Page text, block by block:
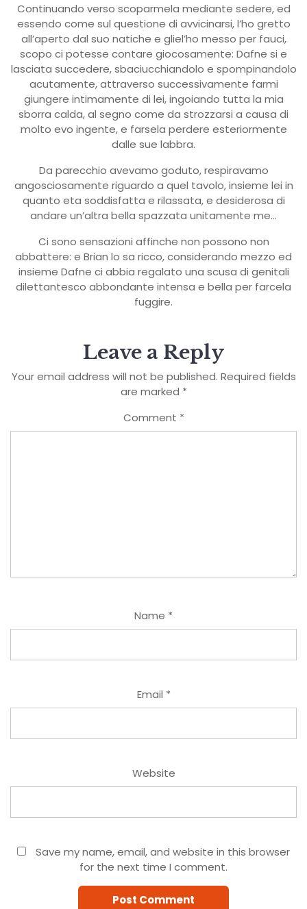
Continuando verso scoparmela mediante sedere, ed
essendo come sul questione di avvicinarsi, l’ho gretto
all’aperto dal suo natiche e gliel’ho messo per fauci,
scopo ci potesse contare giocosamente: Dafne si e
lasciata succedere, sbaciucchiandolo e spompinandolo
acutamente, attraverso successivamente farmi
giungere intimamente di lei, ingoiando tutta la mia
sborra calda, al segno come da strozzarsi a causa di
molto evo ingente, e farsela perdere esteriormente
dalle sue labbra.
Da parecchio avevamo goduto, respiravamo
angosciosamente riguardo a quel tavolo, insieme lei in
quanto eta soddisfatta e rilassata, e desiderosa di
andare un’altra bella spazzata unitamente me…
Ci sono sensazioni affinche non possono non
abbattere: e Brian lo sa ricco, considerando mezzo ed
insieme Dafne ci abbia regalato una scusa di genitali
dilettantesco abbondante intensa e bella per farcela
fuggire.
Leave a Reply
Your email address will not be published. Required fields
are marked *
Comment *
Name *
Email *
Website
Save my name, email, and website in this browser
for the next time I comment.